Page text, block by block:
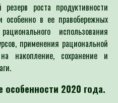
роста продуктивности
особенно в ее правобережных
использования
применения рациональной
накопление, сохранение и
особенности 2020 года.